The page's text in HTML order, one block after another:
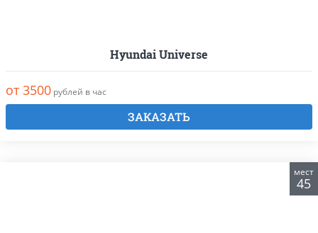
Hyundai Universe
от 3500 рублей в час
ЗАКАЗАТЬ
мест
45